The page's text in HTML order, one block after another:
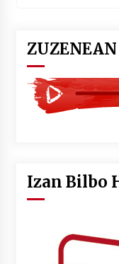
Izan Bilbo